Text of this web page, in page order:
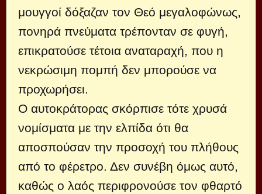
μουγγοί δόξαζαν τον Θεό μεγαλοφώνως,
πονηρά πνεύ­ματα τρέπονταν σε φυγή,
επικρατούσε τέτοια αναταραχή, που η
νεκρώσιμη πομπή δεν μπορούσε να
προχωρήσει.
Ο αυτοκράτορας σκόρπισε τότε χρυσά
νομίσματα με την ελπίδα ότι θα
αποσπούσαν την προσοχή του πλήθους
από το φέρετρο. Δεν συνέβη όμως αυτό,
καθώς ο λαός περιφρονούσε τον φθαρτό